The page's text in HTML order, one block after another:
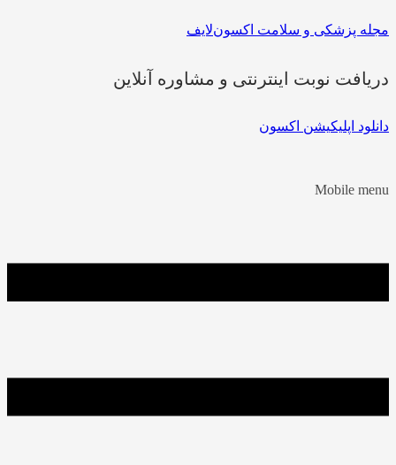
مجله پزشکی و سلامت اکسون‌لایف
دریافت نوبت اینترنتی و مشاوره آنلاین
دانلود اپلیکیشن اکسون
Mobile menu